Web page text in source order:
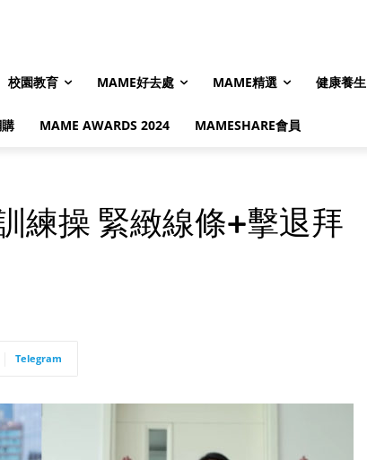
校園教育 MAME好去處 MAME精選 健康養生
MAME AWARDS 2024 MAMESHARE會員
練操 緊緻線條+擊退拜
Telegram